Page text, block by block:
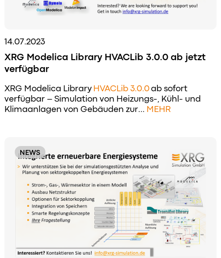
14.07.2023
XRG Modelica Library HVACLib 3.0.0 ab jetzt
verfügbar
XRG Modelica Library HVACLib 3.0.0ab sofort
verfügbar – Simulation von Heizungs-, Kühl- und
Klimaanlagen von Gebäuden zur… MEHR
NEWS